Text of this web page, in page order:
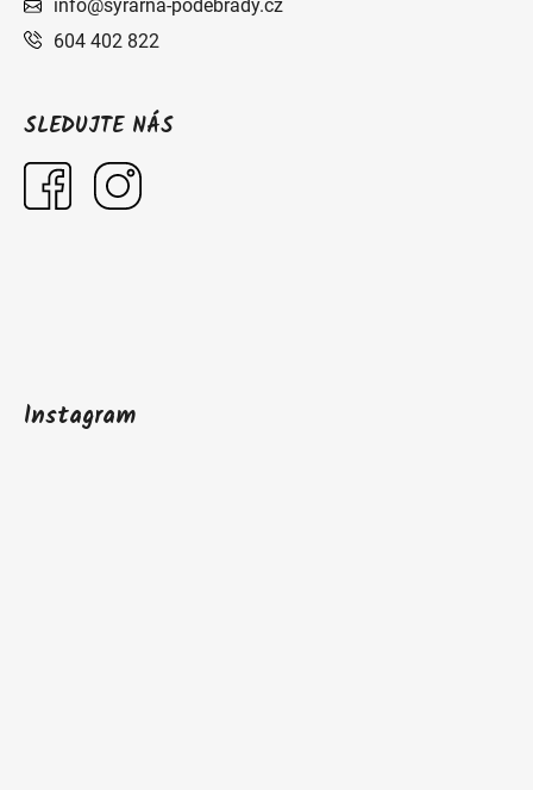
info@syrarna-podebrady.cz
604 402 822
SLEDUJTE NÁS
Instagram